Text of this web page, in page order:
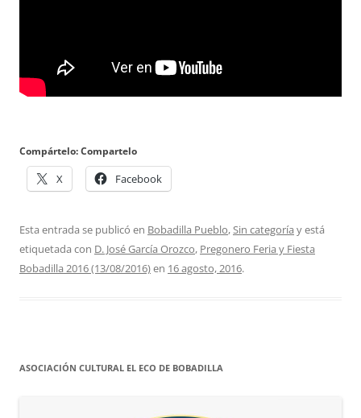
Compártelo: Compartelo
X Facebook
Esta entrada se publicó en Bobadilla Pueblo,Sin categoría y está
etiquetada con D. José García Orozco, Pregonero Feria y Fiesta
Bobadilla 2016 (13/08/2016)en 16 agosto, 2016.
ASOCIACIÓN CULTURAL EL ECO DE BOBADILLA